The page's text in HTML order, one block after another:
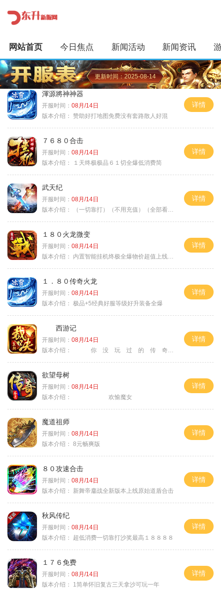
网站首页 今日焦点 新闻活动 新闻资讯
更新时间：2025-08-14
渾源將神神器
开服时间： 08月/14日
版本介绍： 赞助好打地图免费没有套路散人好混
详情
７６８０合击
开服时间： 08月/14日
版本介绍：
１天终极极品６１切全爆低消费简
详情
武天纪
开服时间： 08月/14日
版本介绍：
（一切靠打）（不用充值）（全部看脸）
详情
１８０火龙微变
开服时间： 08月/14日
版本介绍：
内置智能挂机终极全爆物价超值上线送神器
详情
１．８０传奇火龙
开服时间： 08月/14日
版本介绍： 极品+5经典好服等级好升装备全爆
详情
西游记
开服时间： 08月/14日
版本介绍：
你 没 玩 过 的 传 奇
详情
欲望母树
开服时间： 08月/14日
版本介绍：
欢愉魔女
详情
魔道祖师
开服时间： 08月/14日
版本介绍： 8元畅爽版
详情
８０攻速合击
开服时间： 08月/14日
版本介绍：
新舞帝鏖战全新版本上线原始道盾合击
详情
秋风传纪
开服时间： 08月/14日
版本介绍：
超低消费一切靠打沙奖最高１８８８８
详情
１７６免费
开服时间： 08月/14日
版本介绍：
1简单怀旧复古三天拿沙可玩一年
详情